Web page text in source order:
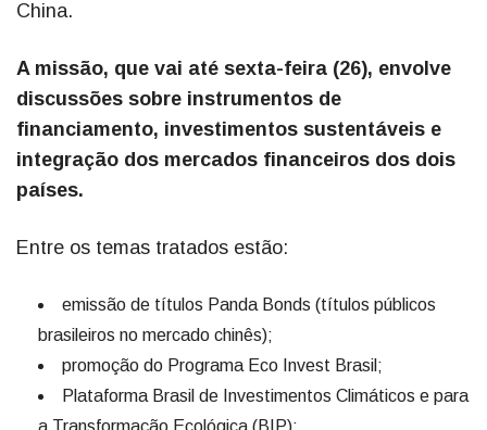
China.
A missão, que vai até sexta-feira (26), envolve
discussões sobre instrumentos de
financiamento, investimentos sustentáveis e
integração dos mercados financeiros dos dois
países.
Entre os temas tratados estão:
emissão de títulos Panda Bonds (títulos públicos
brasileiros no mercado chinês);
promoção do Programa Eco Invest Brasil;
Plataforma Brasil de Investimentos Climáticos e para
a Transformação Ecológica (BIP);